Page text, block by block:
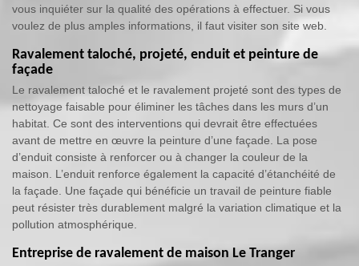
vous inquiéter sur la qualité des opérations à effectuer. Si vous
voulez de plus amples informations, il faut visiter son site web.
Ravalement taloché, projeté, enduit et peinture de
façade
Le ravalement taloché et le ravalement projeté sont des types de
nettoyage faisable pour éliminer les tâches dans les murs d’un
habitat. Ce sont des interventions qui devrait être effectuées
avant de mettre en œuvre la peinture d’une façade. La pose
d’enduit consiste à renforcer ou à changer la couleur de la
maison. L’enduit renforce également la capacité d’étanchéité de
la façade. Une façade qui bénéficie un travail de peinture fiable
peut résister très durablement malgré la variation climatique et la
pollution atmosphérique.
Entreprise de ravalement de maison Le Tranger